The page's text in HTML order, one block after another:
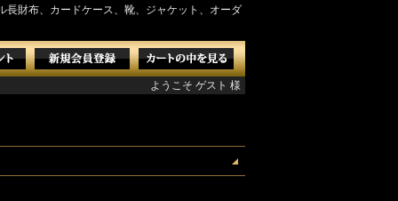
長財布、カードケース、靴、ジャケット、オーダ
ようこそ ゲスト 様